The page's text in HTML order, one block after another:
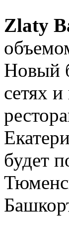
Zlaty
Новый
сетях
будет